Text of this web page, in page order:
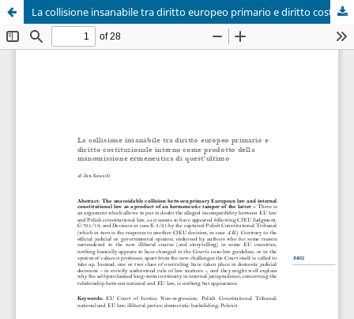
La collisione insanabile tra diritto europeo primario e diritto costituzionale interno come prodotto della manomissione ermeneutica di quest’ultimo